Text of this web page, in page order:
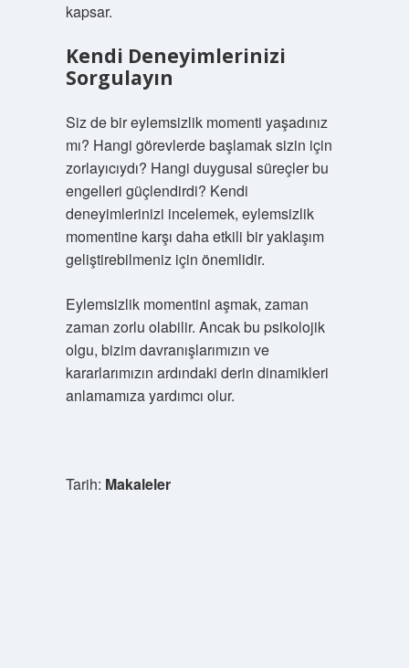
kapsar.
Kendi Deneyimlerinizi
Sorgulayın
Siz de bir eylemsizlik momenti yaşadınız
mı? Hangi görevlerde başlamak sizin için
zorlayıcıydı? Hangi duygusal süreçler bu
engelleri güçlendirdi? Kendi
deneyimlerinizi incelemek, eylemsizlik
momentine karşı daha etkili bir yaklaşım
geliştirebilmeniz için önemlidir.
Eylemsizlik momentini aşmak, zaman
zaman zorlu olabilir. Ancak bu psikolojik
olgu, bizim davranışlarımızın ve
kararlarımızın ardındaki derin dinamikleri
anlamamıza yardımcı olur.
Tarih: Makaleler